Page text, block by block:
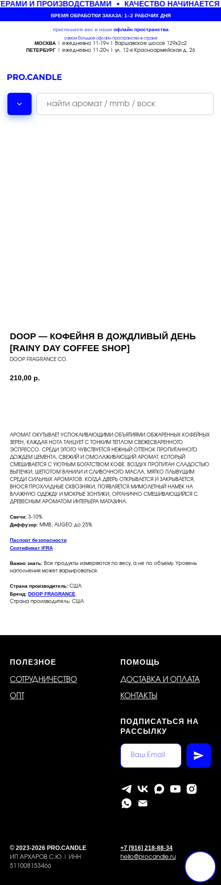
И ПРОИЗВОДСТВАМИ КАЧЕСТВО
ВРЕМЯ ОБРАБОТКИ ЗАКАЗА: 1–2 РАБОЧИХ ДНЯ
приглашаем вас в наши офлайн пространства
самое большое офлайн пространство в стране
МОСКВА| ежедневно 11-19ч | Варшавское шоссе 129к2с2
ПЕТЕРБУРГ| ежедневно 11-20ч | ул. 12-я Красноармейская д. 26
DOOP — КОФЕЙНЯ В ДОЖДЛИВЫЙ ДЕНЬ
[RAINY DAY COFFEE SHOP]
DOOP FRAGRANCE CO.
210,00 р.
АРОМАТ ОКУТЫВАЕТ УСПОКАИВАЮЩИМИ ОБЪЯТИЯМИ ОБЖАРЕННЫХ КОФЕЙНЫХ
ЗЕРЕН, КАЖДАЯ НОТА ТАНЦУЕТ С ТОНКИМ ТЕПЛОМ СВЕЖЕСВАРЕННОГО
ЭСПРЕССО. СРЕДИ ЭТОГО ЧУВСТВУЕТСЯ НЕЖНЫЙ ОТТЕНОК ПРОПИТАННОГО
ДОЖДЕМ ЦЕМЕНТА, СВЕЖИЙ И ОМОЛАЖИВАЮЩИЙ АРОМАТ, КОТОРЫЙ
СМЕШИВАЕТСЯ С УЮТНЫМ БОГАТСТВОМ КОФЕ. ВОЗДУХ ПРОПИТАН СЛАДОСТЬЮ
ВЫПЕЧКИ, ШЕПОТОМ ВАНИЛИ И СЛИВОЧНОГО МАСЛА, МЯГКО ПЛЫВУЩИМ
СРЕДИ СИЛЬНЫХ АРОМАТОВ. КОГДА ДВЕРЬ ОТКРЫВАЕТСЯ И ЗАКРЫВАЕТСЯ,
ВНОСЯ ПРОХЛАДНЫЕ СКВОЗНЯКИ, ПОЯВЛЯЕТСЯ МИМОЛЕТНЫЙ НАМЕК НА
ВЛАЖНУЮ ОДЕЖДУ И МОКРЫЕ ЗОНТИКИ, ОРГАНИЧНО СМЕШИВАЮЩИЙСЯ С
ДРЕВЕСНЫМ АРОМАТОМ ИНТЕРЬЕРА МАГАЗИНА.
Свечи: 3-10%
Диффузор: MMB, AUGEO до 25%
Паспорт безопасности
Сертификат IFRA
Важно знать: Все продукты измеряются по весу, а не по объему. Уровень
наполнения может варьироваться.
Страна производитель: США
Бренд: DOOP FRAGRANCE
Страна производитель: США
ПОЛЕЗНОЕ
СОТРУДНИЧЕСТВО
ОПТ
ПОМОЩЬ
ДОСТАВКА И ОПЛАТА
КОНТАКТЫ
ПОДПИСАТЬСЯ НА
РАССЫЛКУ
© 2023-2026 PRO.CANDLE
ИП АРХАРОВ С.Ю | ИНН
511008153466
+7 [916] 218-88-34
hello@procandle.ru